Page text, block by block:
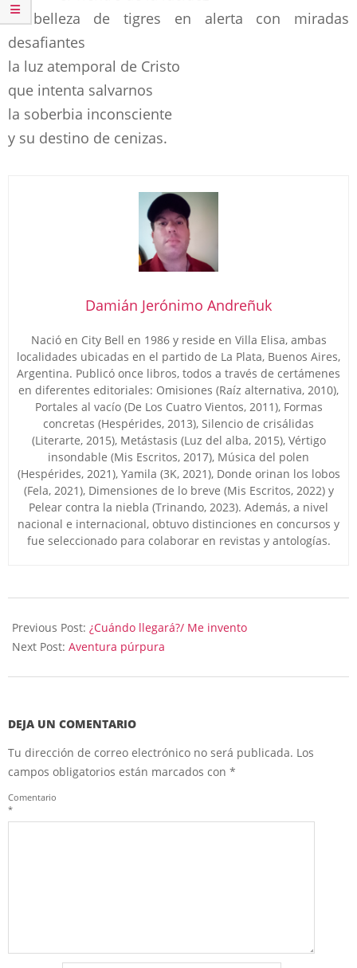
la belleza de tigres en alerta con miradas
desafiantes
la luz atemporal de Cristo
que intenta salvarnos
la soberbia inconsciente
y su destino de cenizas.
Damián Jerónimo Andreñuk
Nació en City Bell en 1986 y reside en Villa Elisa, ambas
localidades ubicadas en el partido de La Plata, Buenos Aires,
Argentina. Publicó once libros, todos a través de certámenes
en diferentes editoriales: Omisiones (Raíz alternativa, 2010),
Portales al vacío (De Los Cuatro Vientos, 2011), Formas
concretas (Hespérides, 2013), Silencio de crisálidas
(Literarte, 2015), Metástasis (Luz del alba, 2015), Vértigo
insondable (Mis Escritos, 2017), Música del polen
(Hespérides, 2021), Yamila (3K, 2021), Donde orinan los lobos
(Fela, 2021), Dimensiones de lo breve (Mis Escritos, 2022) y
Pelear contra la niebla (Trinando, 2023). Además, a nivel
nacional e internacional, obtuvo distinciones en concursos y
fue seleccionado para colaborar en revistas y antologías.
11-
05
Previous Post: ¿Cuándo llegará?/ Me invento
Next Post: Aventura púrpura
DEJA UN COMENTARIO
Tu dirección de correo electrónico no será publicada. Los
campos obligatorios están marcados con *
Comentario
*